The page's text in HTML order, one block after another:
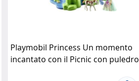
Playmobil Princess Un momento
incantato con il Picnic con puledro